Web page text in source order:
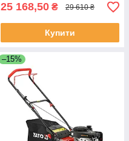
25 168,50 ₴ 29 610 ₴
Купити
–15%